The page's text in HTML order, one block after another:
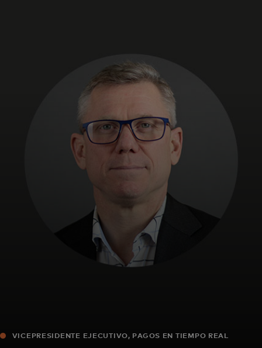
Para el mundo
Para innovadores
Noticias y tendencias
VICEPRESIDENTE EJECUTIVO, PAGOS EN TIEMPO REAL